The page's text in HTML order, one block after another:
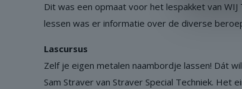
Dit was een opmaat voor het lespakket van
lessen was er informatie over de diverse
Lascursus
Zelf je eigen metalen naambordje lassen! Dát
Sam Straver van Straver Special Techniek. Het